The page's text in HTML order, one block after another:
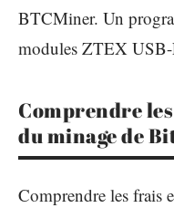
BTCMiner. Un
modules ZTEX
Comprendre
du minage de
Comprendre les frais